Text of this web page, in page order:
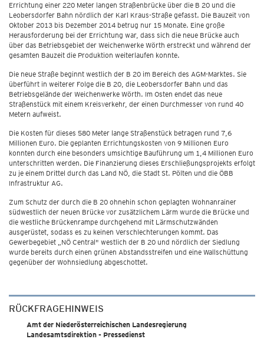
Errichtung einer 220 Meter langen Straßenbrücke über die B 20 und die
Leobersdorfer Bahn nördlich der Karl Kraus-Straße gefasst. Die Bauzeit von
Oktober 2013 bis Dezember 2014 betrug nur 15 Monate. Eine große
Herausforderung bei der Errichtung war, dass sich die neue Brücke auch
über das Betriebsgebiet der Weichenwerke Wörth erstreckt und während der
gesamten Bauzeit die Produktion weiterlaufen konnte.
Die neue Straße beginnt westlich der B 20 im Bereich des AGM-Marktes. Sie
überführt in weiterer Folge die B 20, die Leobersdorfer Bahn und das
Betriebsgelände der Weichenwerke Wörth. Im Osten endet das neue
Straßenstück mit einem Kreisverkehr, der einen Durchmesser von rund 40
Metern aufweist.
Die Kosten für dieses 580 Meter lange Straßenstück betragen rund 7,6
Millionen Euro. Die geplanten Errichtungskosten von 9 Millionen Euro
konnten durch eine besonders umsichtige Bauführung um 1,4 Millionen Euro
unterschritten werden. Die Finanzierung dieses Erschließungsprojekts erfolgt
zu je einem Drittel durch das Land NÖ, die Stadt St. Pölten und die ÖBB
Infrastruktur AG.
Zum Schutz der durch die B 20 ohnehin schon geplagten Wohnanrainer
südwestlich der neuen Brücke vor zusätzlichem Lärm wurde die Brücke und
die westliche Brückenrampe durchgehend mit Lärmschutzwänden
ausgerüstet, sodass es zu keinen Verschlechterungen kommt. Das
Gewerbegebiet „NÖ Central" westlich der B 20 und nördlich der Siedlung
wurde bereits durch einen grünen Abstandsstreifen und eine Wallschüttung
gegenüber der Wohnsiedlung abgeschottet.
RÜCKFRAGEHINWEIS
Amt der Niederösterreichischen Landesregierung
Landesamtsdirektion - Pressedienst